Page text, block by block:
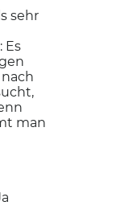
sehr
Es
man